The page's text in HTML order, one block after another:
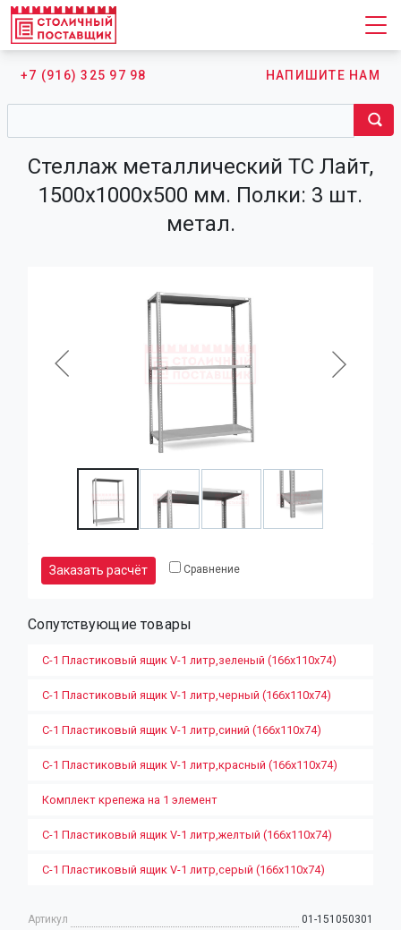
+7 (916) 325 97 98 НАПИШИТЕ НАМ
Стеллаж металлический ТС Лайт,
1500х1000х500 мм. Полки: 3 шт.
метал.
Заказать расчёт Сравнение
Сопутствующие товары
С-1 Пластиковый ящик V-1 литр,зеленый (166х110х74)
С-1 Пластиковый ящик V-1 литр,черный (166х110х74)
С-1 Пластиковый ящик V-1 литр,синий (166х110х74)
С-1 Пластиковый ящик V-1 литр,красный (166х110х74)
Комплект крепежа на 1 элемент
С-1 Пластиковый ящик V-1 литр,желтый (166х110х74)
С-1 Пластиковый ящик V-1 литр,серый (166х110х74)
Артикул
01-151050301